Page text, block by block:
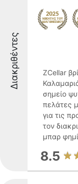
Διακριθέντες
ZCellar
σημείο
πελάτες
για τις
τον
μπαρ
8.5